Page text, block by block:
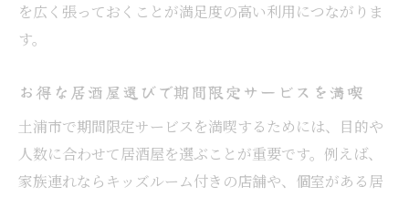
を広く張っておくことが満足度の高い利用につながりま
す。
お得な居酒屋選びで期間限定サービスを満喫
土浦市で期間限定サービスを満喫するためには、目的や
人数に合わせて居酒屋を選ぶことが重要です。例えば、
家族連れならキッズルーム付きの店舗や、個室がある居